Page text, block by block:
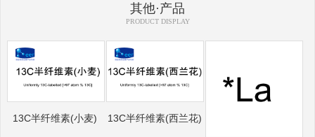
其他·产品
PRODUCT DISPLAY
13C半纤维素(小麦) 13C半纤维素(西兰花)